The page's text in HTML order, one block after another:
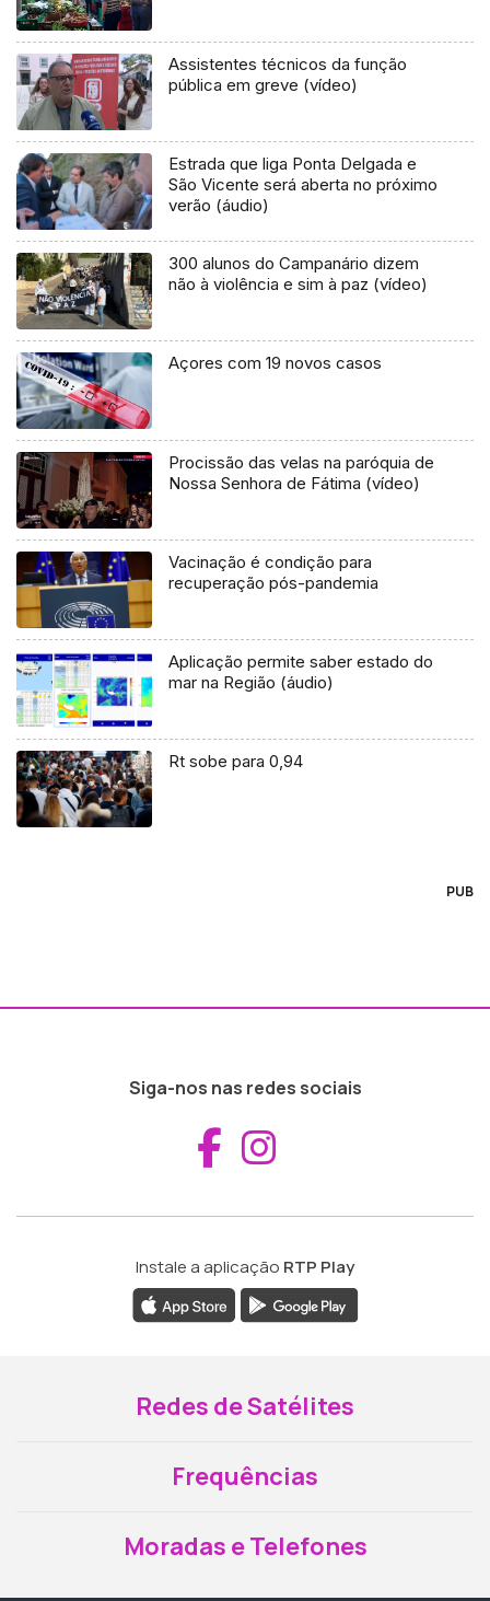
Assistentes técnicos da função
pública em greve (vídeo)
Estrada que liga Ponta Delgada e
São Vicente será aberta no próximo
verão (áudio)
300 alunos do Campanário dizem
não à violência e sim à paz (vídeo)
Açores com 19 novos casos
Procissão das velas na paróquia de
Nossa Senhora de Fátima (vídeo)
Vacinação é condição para
recuperação pós-pandemia
Aplicação permite saber estado do
mar na Região (áudio)
Rt sobe para 0,94
PUB
Siga-nos nas redes sociais
Aceder ao
Instale a aplicação RTP Play
Redes de Satélites
Frequências
Moradas e Telefones